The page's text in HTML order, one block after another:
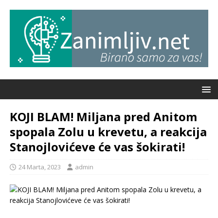
KOJI BLAM! Miljana pred Anitom
spopala Zolu u krevetu, a reakcija
Stanojlovićeve će vas šokirati!
24 Marta, 2023 admin